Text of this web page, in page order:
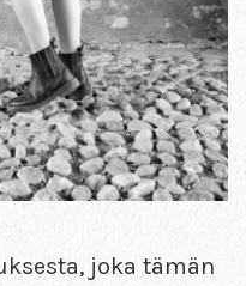
joka tämän